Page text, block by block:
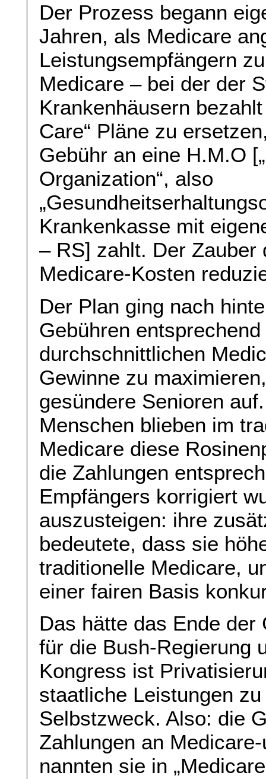
Der Prozess begann
Jahren, als Medicare
Leistungsempfängern
Medicare – bei der der
Krankenhäusern
Care“ Pläne zu
Gebühr an eine H.M.O
Organization“, also
Krankenkasse mit
– RS] zahlt. Der
Medicare-Kosten
Der Plan ging nach
Gebühren
durchschnittlichen
Gewinne zu
gesündere Senioren
Menschen blieben im
Medicare diese
die Zahlungen
Empfängers korrigiert
auszusteigen: ihre
bedeutete, dass sie
traditionelle Medicare,
einer fairen Basis
Das hätte das Ende
für die Bush-Regierung
Kongress ist
staatliche Leistungen
Selbstzweck. Also: die
Zahlungen an
nannten sie in